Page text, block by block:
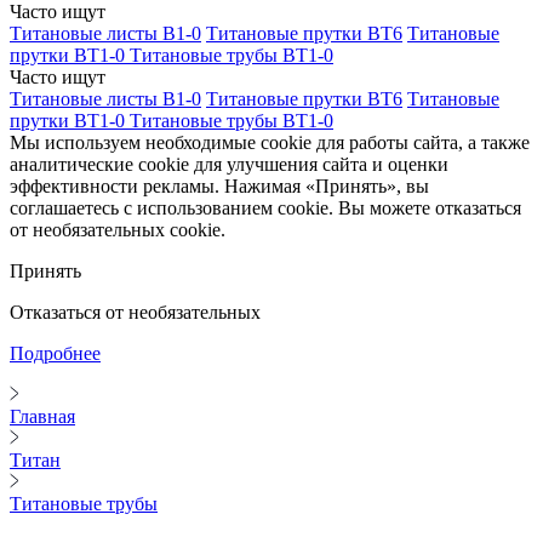
Часто ищут
Титановые листы В1-0 Титановые прутки ВТ6 Титановые
прутки ВТ1-0 Титановые трубы ВТ1-0
Часто ищут
Титановые листы В1-0 Титановые прутки ВТ6 Титановые
прутки ВТ1-0 Титановые трубы ВТ1-0
Мы используем необходимые cookie для работы сайта, а также
аналитические cookie для улучшения сайта и оценки
эффективности рекламы. Нажимая «Принять», вы
соглашаетесь с использованием cookie. Вы можете отказаться
от необязательных cookie.
Принять
Отказаться от необязательных
Подробнее
Главная
Титан
Титановые трубы